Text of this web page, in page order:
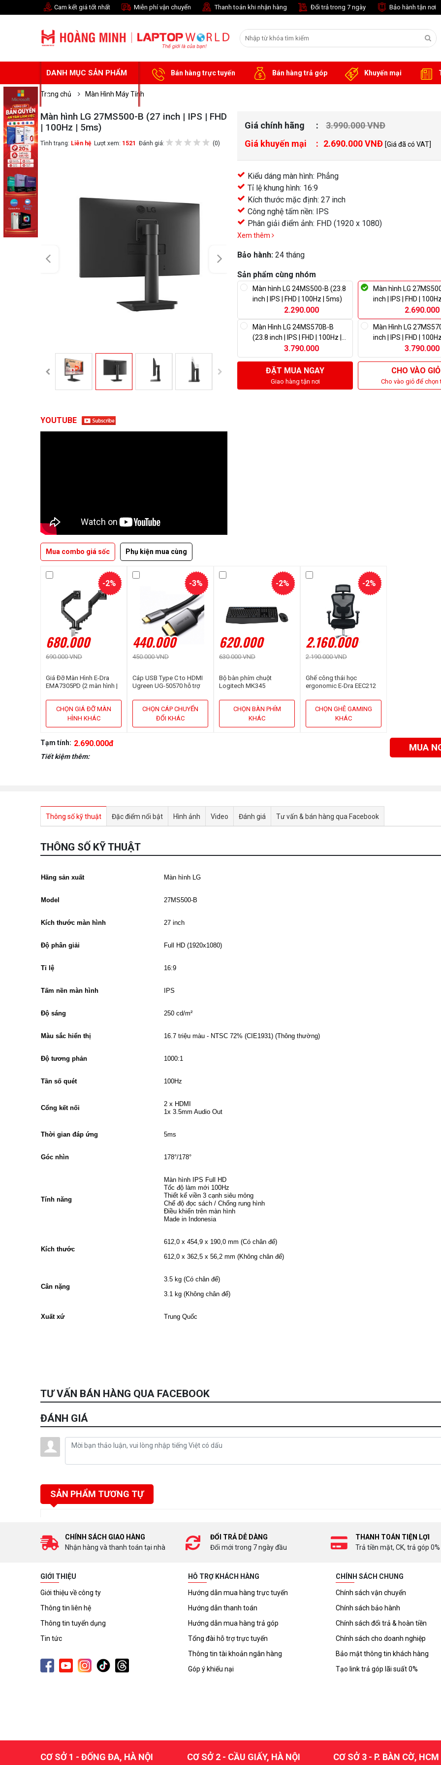
Cam kết giá tốt nhất Miễn phí vận chuyển Thanh toán khi nhận hàng Đổi trả trong 7 ngày Bảo hành tận nơi
DANH MỤC SẢN PHẨM Bán hàng trực tuyến Bán hàng trả góp Khuyến mại
Trang chủ Màn Hình Máy Tính
Màn hình LG 27MS500-B (27 inch | IPS | FHD
| 100Hz | 5ms)
Tình trạng: Liên hệ Lượt xem: 1521 Đánh giá: (0)
YOUTUBE
Giá chính hãng
3.990.000 VNĐ
Giá khuyến mại
2.690.000 VNĐ [Giá đã có VAT]
Kiểu dáng màn hình: Phẳng
Tỉ lệ khung hình: 16:9
Kích thước mặc định: 27 inch
Công nghệ tấm nền: IPS
Phân giải điểm ảnh: FHD (1920 x 1080)
Xem thêm
Bảo hành: 24 tháng
Sản phẩm cùng nhóm
Màn hình LG 24MS500-B (23.8
inch | IPS | FHD | 100Hz | 5ms)
2.290.000
Màn hình LG
inch | IPS | FHD |
2.690.000
Màn Hình LG 24MS570B-B
(23.8 inch | IPS | FHD | 100Hz |
5ms | Speaker)3.790.000
Màn Hình LG
inch | IPS | FHD |
3.790.000
ĐẶT MUA NGAY
Giao hàng tận nơi
CHO VÀO GIỎ
Cho vào giỏ để chọn
Mua combo giá sốc Phụ kiện mua cùng
680.000
690.000 VND
-2%
Giá Đỡ Màn Hình E-Dra
EMA7305PD (2 màn hình |
CHỌN GIÁ ĐỠ MÀN
HÌNH KHÁC
440.000
450.000 VND
-3%
Cáp USB Type C to HDMI
Ugreen UG-50570 hỗ trợ
CHỌN CÁP CHUYỂN
ĐỔI KHÁC
620.000
630.000 VND
-2%
Bộ bàn phím chuột
Logitech MK345
CHỌN BÀN PHÍM
KHÁC
2.160.000
2.190.000 VND
-2%
Ghế công thái học
ergonomic E-Dra EEC212
CHỌN GHÊ GAMING
KHÁC
Tạm tính: 2.690.000đ
Tiết kiệm thêm:
MUA
Thông số kỹ thuật Đặc điểm nổi bật Hình ảnh Video Đánh giá Tư vấn & bán hàng qua Facebook
THÔNG SỐ KỸ THUẬT
Hãng sản xuất Màn hình LG
Model 27MS500-B
Kích thước màn hình 27 inch
Độ phân giải Full HD (1920x1080)
Tỉ lệ 16:9
Tấm nền màn hình IPS
Độ sáng 250 cd/m²
Màu sắc hiển thị 16.7 triệu màu - NTSC 72% (CIE1931) (Thông thường)
Độ tương phản 1000:1
Tần số quét 100Hz
Cổng kết nối
2 x HDMI
1x 3.5mm Audio Out
Thời gian đáp ứng 5ms
Góc nhìn 178°/178°
Tính năng
Màn hình IPS Full HD
Tốc độ làm mới 100Hz
Thiết kế viền 3 cạnh siêu mỏng
Chế độ đọc sách / Chống rung hình
Điều khiển trên màn hình
Made in Indonesia
Kích thước
612,0 x 454,9 x 190,0 mm (Có chân đế)
612,0 x 362,5 x 56,2 mm (Không chân đế)
Cân nặng
3.5 kg (Có chân đế)
3.1 kg (Không chân đế)
Xuất xứ Trung Quốc
TƯ VẤN BÁN HÀNG QUA FACEBOOK
ĐÁNH GIÁ
SẢN PHẨM TƯƠNG TỰ
CHÍNH SÁCH GIAO HÀNG
Nhận hàng và thanh toán tại nhà
ĐỔI TRẢ DỄ DÀNG
Đổi mới trong 7 ngày đầu
THANH TOÁN TIỆN LỢI
Trả tiền mặt, CK, trả góp 0%
GIỚI THIỆU
Giới thiệu về công ty
Thông tin liên hệ
Thông tin tuyển dụng
Tin tức
HỖ TRỢ KHÁCH HÀNG
Hướng dẫn mua hàng trực tuyến
Hướng dẫn thanh toán
Hướng dẫn mua hàng trả góp
Tổng đài hỗ trợ trực tuyến
Thông tin tài khoản ngân hàng
Góp ý khiếu nại
CHÍNH SÁCH CHUNG
Chính sách vận chuyển
Chính sách bảo hành
Chính sách đổi trả & hoàn tiền
Chính sách cho doanh nghiệp
Bảo mật thông tin khách hàng
Tạo link trả góp lãi suất 0%
CƠ SỞ 1 - ĐỐNG ĐA, HÀ NỘI CƠ SỞ 2 - CẦU GIẤY, HÀ NỘI CƠ SỞ 3 - P. BÀN CỜ, HCM